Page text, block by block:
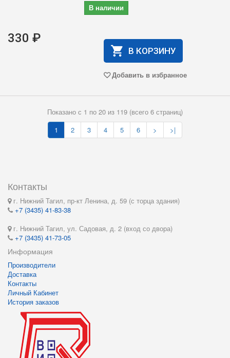
В наличии
330 ₽
В КОРЗИНУ
Добавить в избранное
Показано с 1 по 20 из 119 (всего 6 страниц)
1
2 3 4 5 6 > >|
Контакты
г. Нижний Тагил, пр-кт Ленина, д. 59 (с торца здания)
+7 (3435) 41-83-38
г. Нижний Тагил, ул. Садовая, д. 2 (вход со двора)
+7 (3435) 41-73-05
Информация
Производители
Доставка
Контакты
Личный Кабинет
История заказов